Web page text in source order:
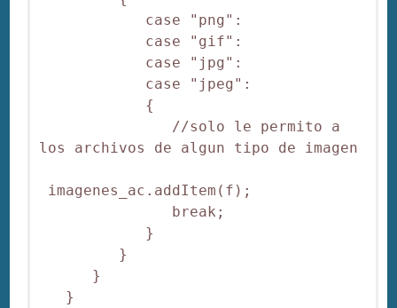
case "png":
case "gif":
case "jpg":
case "jpeg":
{
//solo le permito a
los archivos de algun tipo de imagen
imagenes_ac.addItem(f);
break;
}
}
}
}